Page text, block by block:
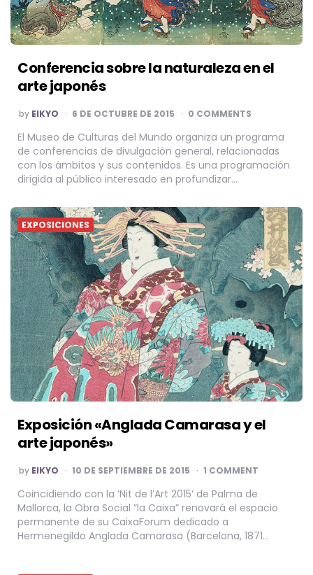
Conferencia sobre la naturaleza en el
arte japonés
POSTED
BY
by EIKYO 6 DE OCTUBRE DE 2015 0 COMMENTS
El Museo de Culturas del Mundo organiza un programa
de conferencias de divulgación general, relacionadas
con los ámbitos y sus contenidos. Es una programación
dirigida al público interesado en profundizar…
EXPOSICIONES
Exposición «Anglada Camarasa y el
arte japonés»
POSTED
BY
by EIKYO 10 DE SEPTIEMBRE DE 2015 1 COMMENT
Coincidiendo con la ‘Nit de l’Art 2015‘ de Palma de
Mallorca, la Obra Social ”la Caixa” renovará el espacio
permanente de su CaixaForum dedicado a
Hermenegildo Anglada Camarasa (Barcelona, 1871…